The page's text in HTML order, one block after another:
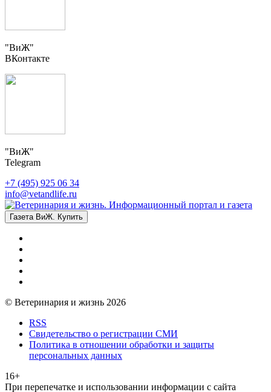
"ВиЖ"
ВКонтакте
"ВиЖ"
Telegram
+7 (495) 925 06 34
info@vetandlife.ru
Газета ВиЖ. Купить
© Ветеринария и жизнь 2026
RSS
Свидетельство о регистрации СМИ
Политика в отношении обработки и защиты
персональных данных
16+
При перепечатке и использовании информации с сайта